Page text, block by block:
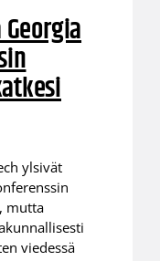
ylsivät
mutta
viedessä